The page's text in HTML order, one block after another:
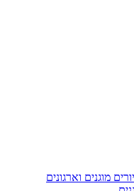
מוגנים וארגונים